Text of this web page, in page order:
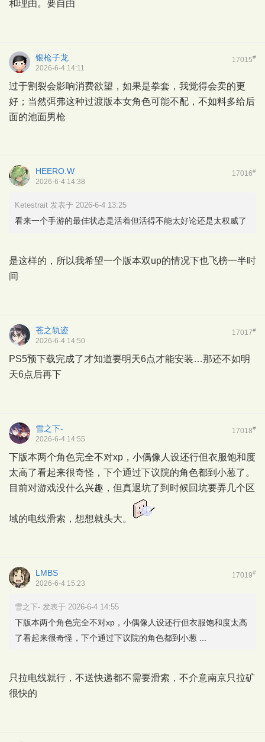
和理由。要自由
17015#
银枪子龙
2026-6-4 14:11
过于割裂会影响消费欲望，如果是拳套，我觉得会卖的更
好；当然弭弗这种过渡版本女角色可能不配，不如料多给后
面的池面男枪
17016#
HEERO.W
2026-6-4 14:38
Ketestrait 发表于 2026-6-4 13:25
看来一个手游的最佳状态是活着但活得不能太好论还是太权威了
是这样的，所以我希望一个版本双up的情况下也飞榜一半时
间
17017#
苍之轨迹
2026-6-4 14:50
PS5预下载完成了才知道要明天6点才能安装…那还不如明
天6点后再下
17018#
雪之下-
2026-6-4 14:55
下版本两个角色完全不对xp，小偶像人设还行但衣服饱和度
太高了看起来很奇怪，下个通过下议院的角色都到小葱了。
目前对游戏没什么兴趣，但真退坑了到时候回坑要弄几个区
域的电线滑索，想想就头大。
17019#
LMBS
2026-6-4 15:23
雪之下- 发表于 2026-6-4 14:55
下版本两个角色完全不对xp，小偶像人设还行但衣服饱和度太高
了看起来很奇怪，下个通过下议院的角色都到小葱 ...
只拉电线就行，不送快递都不需要滑索，不介意南京只拉矿
很快的